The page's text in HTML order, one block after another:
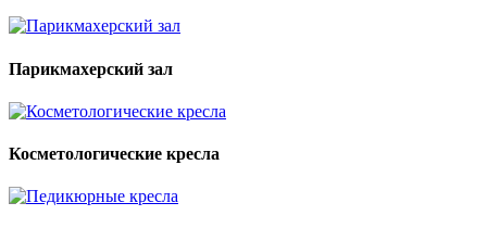
Парикмахерский зал
Косметологические кресла